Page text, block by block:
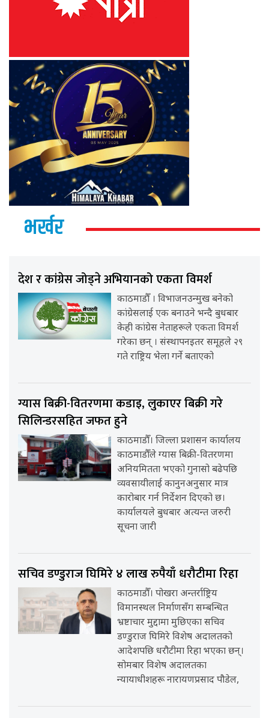
भर्खर
देश र कांग्रेस जोड्ने अभियानको एकता विमर्श
काठमाडौँ । विभाजनउन्मुख बनेको
कांग्रेसलाई एक बनाउने भन्दै बुधबार
केही कांग्रेस नेताहरूले एकता विमर्श
गरेका छन् । संस्थापनइतर समूहले २९
गते राष्ट्रिय भेला गर्ने बताएको
ग्यास बिक्री-वितरणमा कडाइ, लुकाएर बिक्री गरे
सिलिन्डरसहित जफत हुने
काठमाडौँ। जिल्ला प्रशासन कार्यालय
काठमाडौँले ग्यास बिक्री-वितरणमा
अनियमितता भएको गुनासो बढेपछि
व्यवसायीलाई कानुनअनुसार मात्र
कारोबार गर्न निर्देशन दिएको छ।
कार्यालयले बुधबार अत्यन्त जरुरी
सूचना जारी
सचिव डण्डुराज घिमिरे ४ लाख रुपैयाँ धरौटीमा रिहा
काठमाडौँ। पोखरा अन्तर्राष्ट्रिय
विमानस्थल निर्माणसँग सम्बन्धित
भ्रष्टाचार मुद्दामा मुछिएका सचिव
डण्डुराज घिमिरे विशेष अदालतको
आदेशपछि धरौटीमा रिहा भएका छन्।
सोमबार विशेष अदालतका
न्यायाधीशहरू नारायणप्रसाद पौडेल,